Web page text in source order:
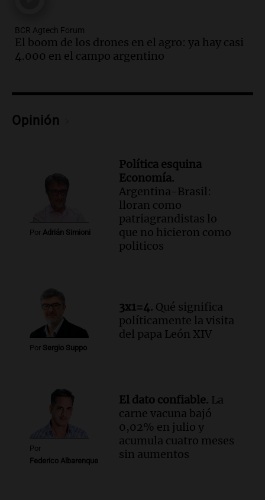
Cristo Redentor por acumulación de
nieve se extiende a 22 días
Panorama Federal
Audio.Estudiantes de Italia realizan
enriquecer su formación educativa
La Universidad de Milán y su
colaboración con la municipalidad para
la educación y parques
Audio.El papamóvil de Juan Pablo II
revive con la visita de León XIV y una
Audio.
Monseñor Fenoy celebra la visita
de León XIV a Argentina y reflexiona
sobre su impacto espiritual
Panorama Federal
Fe relativiza el impacto del fallo sobre
jubilaciones en la provincia
Panorama Federal
Episodios
BCR Agtech Forum
El boom de los drones en el agro: ya hay casi
4.000 en el campo argentino
Opinión
Por Adrián Simioni
Política esquina
Economía.
Argentina-Brasil:
lloran como
patriagrandistas lo
que no hicieron como
politicos
Por Sergio Suppo
3x1=4. Qué significa
políticamente la visita
del papa León XIV
Por
Federico Albarenque
El dato confiable. La
carne vacuna bajó
0,02% en julio y
acumula cuatro meses
sin aumentos